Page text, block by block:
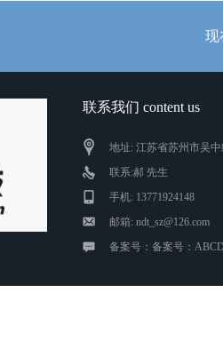
现
联系我们 content us
地址: 江苏省苏州市吴
联系:郝 先生
手机: 13771924148
邮箱: ndt_sz@126.com
备案号：备案号：